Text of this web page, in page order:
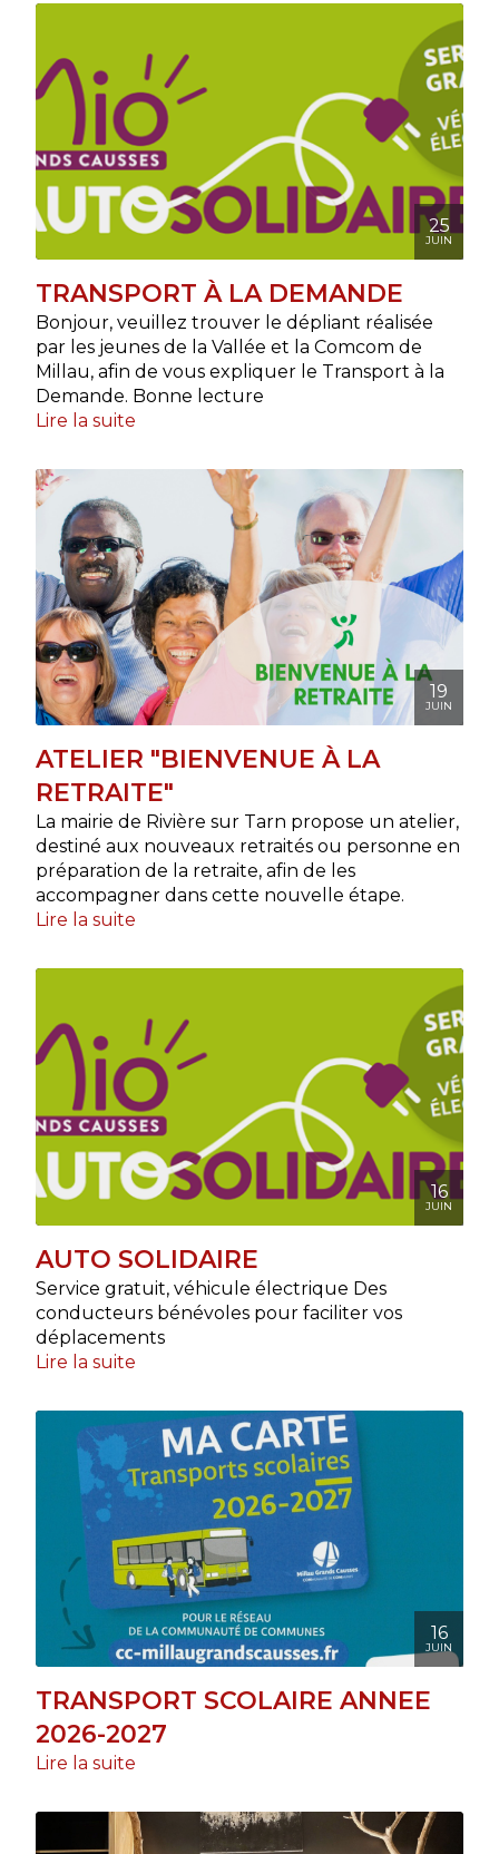
25
JUIN
TRANSPORT À LA DEMANDE
Bonjour, veuillez trouver le dépliant réalisée
par les jeunes de la Vallée et la Comcom de
Millau, afin de vous expliquer le Transport à la
Demande. Bonne lecture
Lire la suite
19
JUIN
ATELIER "BIENVENUE À LA
RETRAITE"
La mairie de Rivière sur Tarn propose un atelier,
destiné aux nouveaux retraités ou personne en
préparation de la retraite, afin de les
accompagner dans cette nouvelle étape.
Lire la suite
16
JUIN
AUTO SOLIDAIRE
Service gratuit, véhicule électrique Des
conducteurs bénévoles pour faciliter vos
déplacements
Lire la suite
16
JUIN
TRANSPORT SCOLAIRE ANNEE
2026-2027
Lire la suite